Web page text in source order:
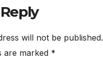
will not be published.
are marked *